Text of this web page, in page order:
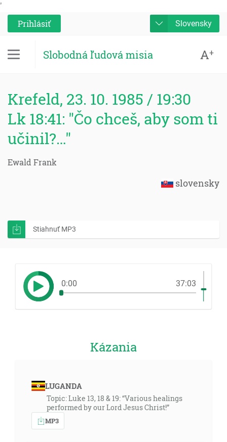
'
Prihlásiť
Slovensky
Slobodná ľudová misia A+
Krefeld, 23. 10. 1985 / 19:30
Lk 18:41: "Čo chceš, aby som ti
učinil?…"
Ewald Frank
slovensky
Stiahnuť MP3
0:00 37:03
Kázania
LUGANDA
Topic: Luke 13, 18 & 19: “Various healings
performed by our Lord Jesus Christ!”
MP3